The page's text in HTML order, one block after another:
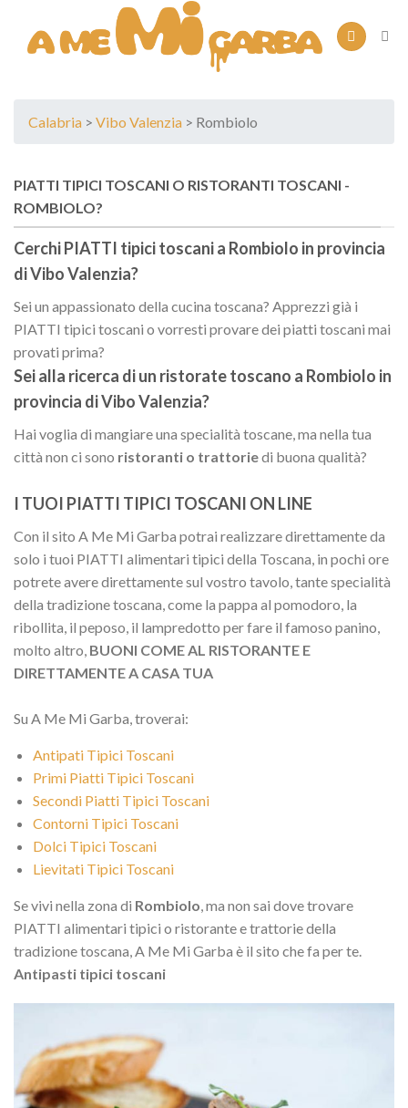
content
Calabria > Vibo Valenzia > Rombiolo
PIATTI TIPICI TOSCANI O RISTORANTI TOSCANI -
ROMBIOLO?
Cerchi PIATTI tipici toscani a Rombiolo in provincia
diVibo Valenzia?
Sei un appassionato della cucina toscana? Apprezzi già i
PIATTI tipici toscani o vorresti provare dei piatti toscani mai
provati prima?
Sei alla ricerca di un ristorate toscano a Rombiolo in
provincia diVibo Valenzia?
Hai voglia di mangiare una specialità toscane, ma nella tua
città non ci sono ristoranti o trattoriedi buona qualità?
I TUOI PIATTI TIPICI TOSCANI ON LINE
Con il sito A Me Mi Garba potrai realizzare direttamente da
solo i tuoi PIATTI alimentari tipici della Toscana, in pochi ore
potrete avere direttamente sul vostro tavolo, tante specialità
della tradizione toscana, come la pappa al pomodoro, la
ribollita, il peposo, il lampredotto per fare il famoso panino,
molto altro, BUONI COME AL RISTORANTE E
DIRETTAMENTE A CASA TUA
Su A Me Mi Garba, troverai:
Antipati Tipici Toscani
Primi Piatti Tipici Toscani
Secondi Piatti Tipici Toscani
Contorni Tipici Toscani
Dolci Tipici Toscani
Lievitati Tipici Toscani
Se vivi nella zona di Rombiolo , ma non sai dove trovare
PIATTI alimentari tipici o ristorante e trattorie della
tradizione toscana, A Me Mi Garba è il sito che fa per te.
Antipasti tipici toscani